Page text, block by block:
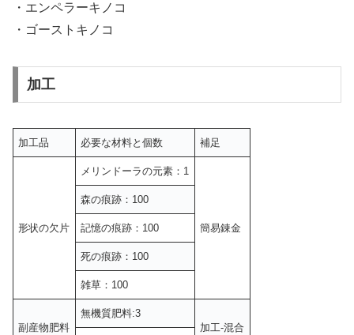
・エンペラーキノコ
・ゴーストキノコ
加工
加工品 必要な材料と個数 補足
形状の欠片
メリンドーラの元素：1
簡易錬金
森の痕跡：100
記憶の痕跡：100
死の痕跡：100
雑草：100
副産物肥料
無機質肥料:3
加工-混合